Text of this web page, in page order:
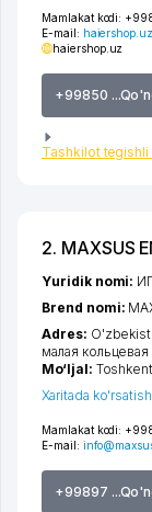
Mamlakat kodi:
E-mail:
haiershop.uz
+99850
Tashkilot
2. MAXSUS
Mamlakat kodi:
E-mail:
+99897
Yuridik nomi:
Brend nomi:
Adres:
малая
Mo‘ljal:
Xaritada ko'rsatish